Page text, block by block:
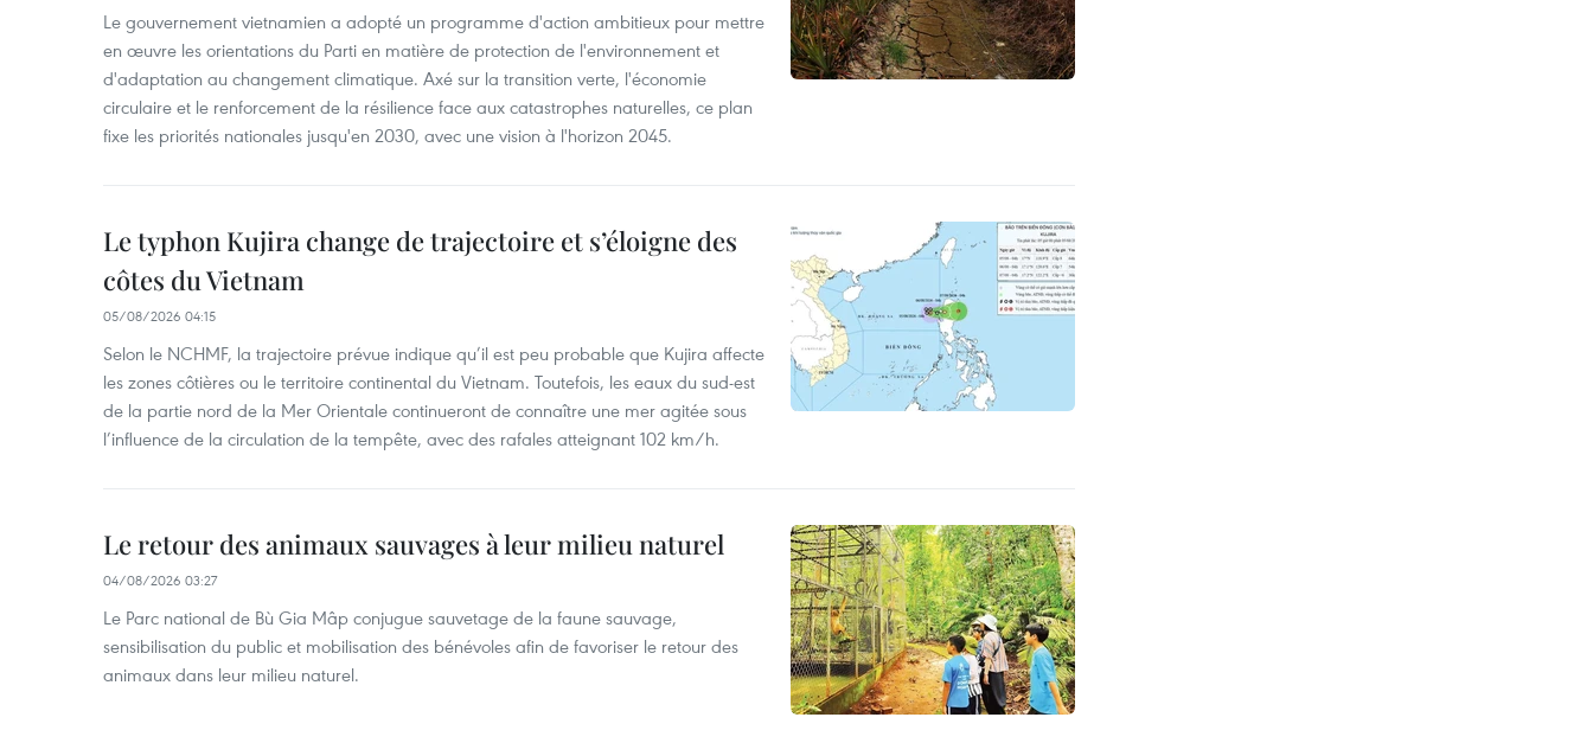
Le gouvernement vietnamien a adopté un programme d'action ambitieux pour mettre
en œuvre les orientations du Parti en matière de protection de l'environnement et
d'adaptation au changement climatique. Axé sur la transition verte, l'économie
circulaire et le renforcement de la résilience face aux catastrophes naturelles, ce plan
fixe les priorités nationales jusqu'en 2030, avec une vision à l'horizon 2045.
Le typhon Kujira change de trajectoire et s’éloigne des
côtes du Vietnam
05/08/2026 04:15
Selon le NCHMF, la trajectoire prévue indique qu’il est peu probable que Kujira affecte
les zones côtières ou le territoire continental du Vietnam. Toutefois, les eaux du sud-est
de la partie nord de la Mer Orientale continueront de connaître une mer agitée sous
l’influence de la circulation de la tempête, avec des rafales atteignant 102 km/h.
Le retour des animaux sauvages à leur milieu naturel
04/08/2026 03:27
Le Parc national de Bù Gia Mâp conjugue sauvetage de la faune sauvage,
sensibilisation du public et mobilisation des bénévoles afin de favoriser le retour des
animaux dans leur milieu naturel.